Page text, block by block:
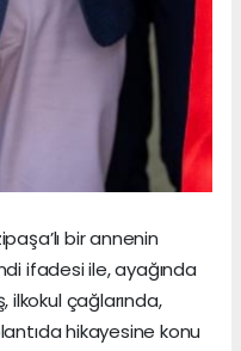
bir annenin
ifadesi ile, ayağında
ilkokul çağlarında,
hikayesine konu